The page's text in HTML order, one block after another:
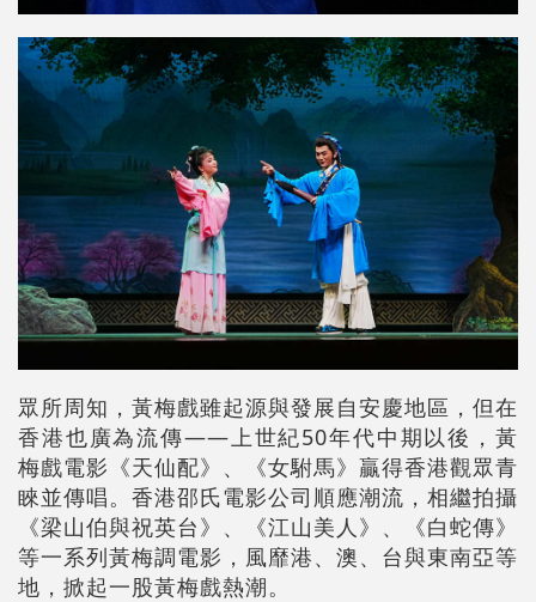
眾所周知，黃梅戲雖起源與發展自安慶地區，但在
香港也廣為流傳——上世紀50年代中期以後，黃
梅戲電影《天仙配》、《女駙馬》贏得香港觀眾青
睞並傳唱。香港邵氏電影公司順應潮流，相繼拍攝
《梁山伯與祝英台》、《江山美人》、《白蛇傳》
等一系列黃梅調電影，風靡港、澳、台與東南亞等
地，掀起一股黃梅戲熱潮。